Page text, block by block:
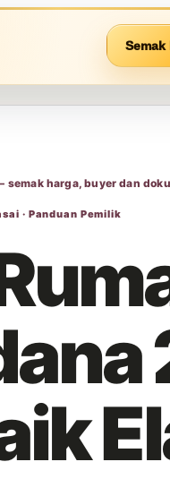
Semak
semak harga, buyer dan
· Panduan Pemilik